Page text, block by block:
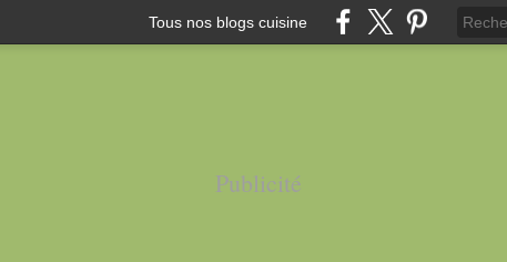
Tous nos blogs cuisine
Publicité